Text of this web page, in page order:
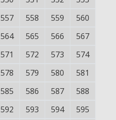
557 558 559
560
564 565 566
567
571 572 573
574
578 579 580
581
585 586 587
588
592 593 594
595